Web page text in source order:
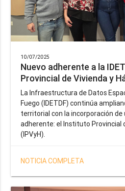
10/07/2025
Nuevo adherente a la
Provincial de Vivienda y
La Infraestructura de Datos
Fuego (IDETDF) continúa
territorial con la incorporación de
adherente: el Instituto Provincial
(IPVyH).
NOTICIA COMPLETA